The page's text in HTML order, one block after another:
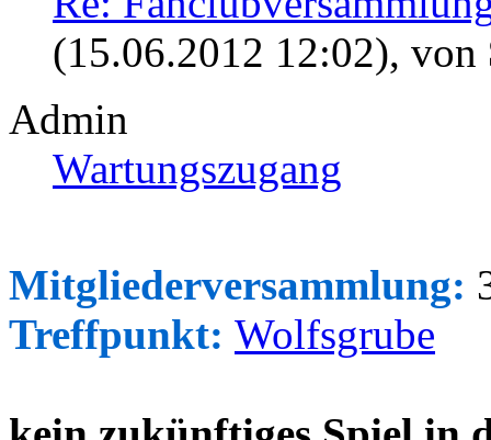
(15.06.2012 12:02), von
Admin
Wartungszugang
Mitgliederversammlung:
Treffpunkt: Wolfsgrube